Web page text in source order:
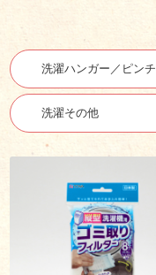
洗濯ハンガー／ピンチ
洗濯その他